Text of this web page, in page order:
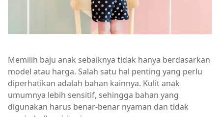
Memilih baju anak sebaiknya tidak hanya berdasarkan
model atau harga. Salah satu hal penting yang perlu
diperhatikan adalah bahan kainnya. Kulit anak
umumnya lebih sensitif, sehingga bahan yang
digunakan harus benar-benar nyaman dan tidak